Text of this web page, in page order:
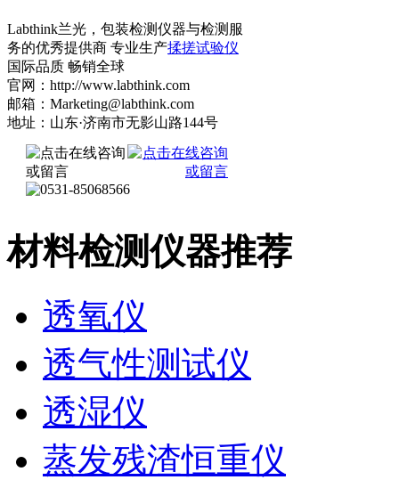
Labthink兰光，包装检测仪器与检测服
务的优秀提供商 专业生产揉搓试验仪
国际品质 畅销全球
官网：http://www.labthink.com
邮箱：Marketing@labthink.com
地址：山东·济南市无影山路144号
材料检测仪器推荐
透氧仪
透气性测试仪
透湿仪
蒸发残渣恒重仪